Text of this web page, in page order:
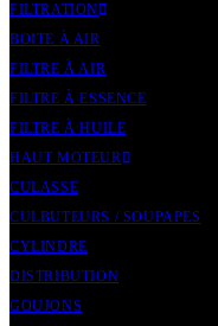
FILTRATION
BOITE À AIR
FILTRE À AIR
FILTRE À ESSENCE
FILTRE À HUILE
HAUT MOTEUR
CULASSE
CULBUTEURS / SOUPAPES
CYLINDRE
DISTRIBUTION
GOUJONS